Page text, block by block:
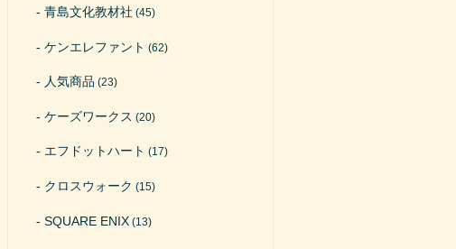
青島文化教材社 (45)
ケンエレファント (62)
人気商品 (23)
ケーズワークス (20)
エフドットハート (17)
クロスウォーク (15)
SQUARE ENIX (13)